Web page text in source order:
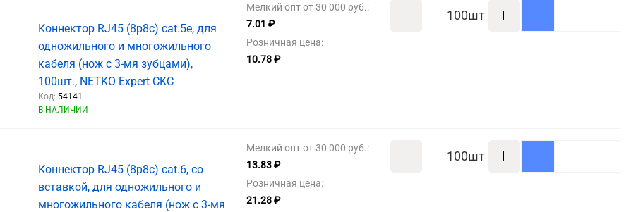
Коннектор RJ45 (8p8c) cat.5е, для
одножильного и многожильного
кабеля (нож с 3-мя зубцами),
100шт., NETKO Expert CKC
Код: 54141
В НАЛИЧИИ
Мелкий опт от 30 000 руб.:
7.01 ₽
Розничная цена:
10.78 ₽
шт
Коннектор RJ45 (8p8c) cat.6, со
вставкой, для одножильного и
многожильного кабеля (нож с 3-мя
Мелкий опт от 30 000 руб.:
13.83 ₽
Розничная цена:
21.28 ₽
шт